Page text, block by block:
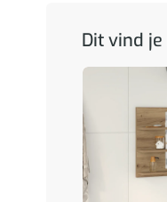
Dit vind